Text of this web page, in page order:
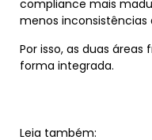
compliance mais
menos inconsistências
Por isso, as duas
forma integrada.
Leia também: